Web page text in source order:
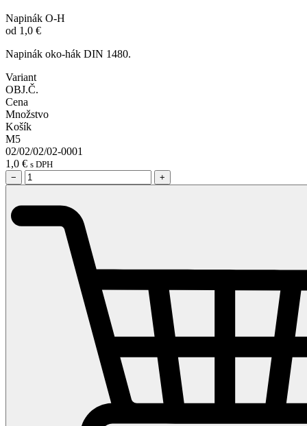
Napinák O-H
od 1,0 €
Napinák oko-hák DIN 1480.
Variant
OBJ.Č.
Cena
Množstvo
Košík
M5
02/02/02/02-0001
1,0 € s DPH
−
+